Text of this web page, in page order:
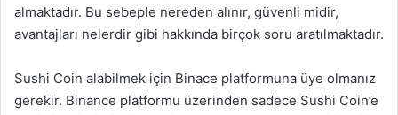
almaktadır. Bu sebeple nereden alınır, güvenli midir,
avantajları nelerdir gibi hakkında birçok soru aratılmaktadır.
Sushi Coin alabilmek için Binace platformuna üye olmanız
gerekir. Binance platformu üzerinden sadece Sushi Coin’e